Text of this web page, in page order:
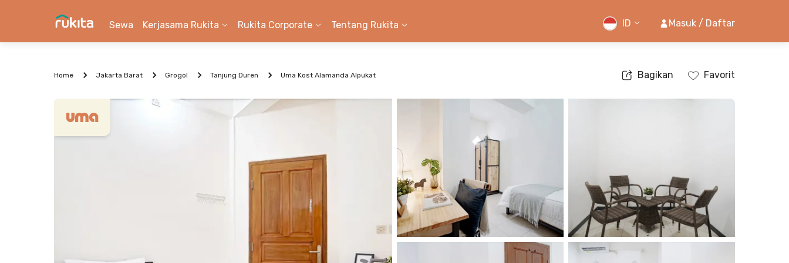
Sewa Kerjasama Rukita Rukita Corporate Tentang Rukita ID Masuk / Daftar
Home Jakarta Barat Grogol Tanjung Duren Uma Kost Alamanda Alpukat Bagikan Favorit